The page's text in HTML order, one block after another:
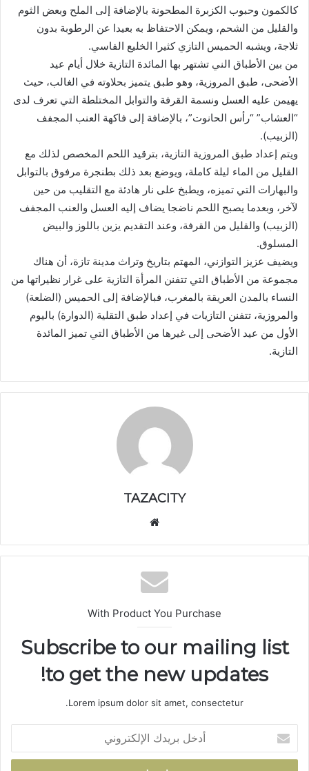
كالكمون وحبوب الكزبرة المطحونة بالإضافة إلى الملح وبعض الثوم
والقليل من الشحم، ويمكن الاحتفاظ به بعيدا عن الرطوبة بدون
ثلاجة، ويشبه الحميس التازي كثيرا الخليع الفاسي.
من بين الأطباق الني تشتهر بها المائدة التازية خلال أيام عيد
الأضحى، طبق المروزية، وهو طبق يتميز بحلاوته في الغالب، حيث
يهيمن عليه العسل ونسمة القرفة والتوابل المختلطة التي تعرف لدى
“العشاب” “رأس الحانوت”، بالإضافة إلى فاكهة العنب المجفف
(الزبيب).
ويتم إعداد طبق المروزية التازية، بترقيد اللحم المخصص لذلك مع
القليل من الماء ليلة كاملة، ويوضع بعد ذلك بطنجرة مرفوق بالتوابل
والبهارات التي تميزه، ويطبخ على نار هادئة مع التقليب من حين
لآخر، وبعدما يصبح اللحم ناضجا يضاف إليه العسل والعنب المجفف
(الزبيب) والقليل من القرفة، وعند التقديم يزين باللوز والبيض
المسلوق.
ويضيف عزيز التوازني، المهتم بتاريخ وتراث مدينة تازة، أن هناك
مجموعة من الأطباق التي تتفنن المرأة التازية على غرار نظيراتها من
النساء بالمدن العريقة بالمغرب، فبالإضافة إلى الحميس (الضلعة)
والمروزية، تتفنن التازيات في إعداد طبق التقلية (الدوارة) باليوم
الأول من عيد الأضحى إلى غيرها من الأطباق التي تميز المائدة
التازية.
TAZACITY
الوي
ب
With Product You Purchase
Subscribe to our mailing list
to get the new updates!
Lorem ipsum dolor sit amet, consectetur.
خ